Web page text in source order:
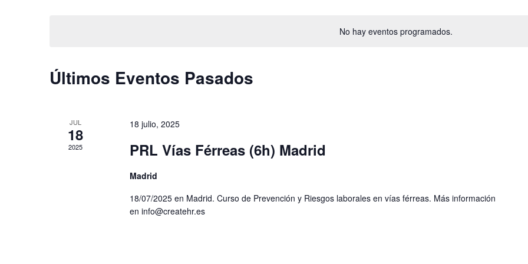
No hay eventos programados.
Últimos Eventos Pasados
JUL
18
2025
18 julio, 2025
PRL Vías Férreas (6h) Madrid
Madrid
18/07/2025 en Madrid. Curso de Prevención y Riesgos laborales en vías férreas. Más información
en info@createhr.es